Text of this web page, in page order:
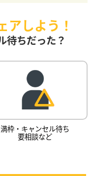
アしよう！
待ちだった？
満枠・キャンセル待ち
要相談など